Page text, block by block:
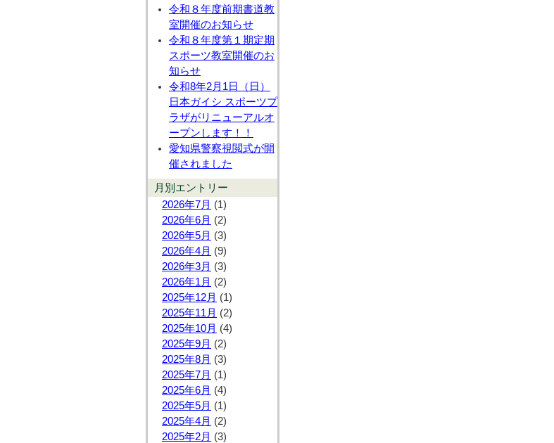
令和８年度前期書道教
室開催のお知らせ
令和８年度第１期定期
スポーツ教室開催のお
知らせ
令和8年2月1日（日）
日本ガイシ スポーツプ
ラザがリニューアルオ
ープンします！！
愛知県警察視閲式が開
催されました
月別エントリー
2026年7月 (1)
2026年6月 (2)
2026年5月 (3)
2026年4月 (9)
2026年3月 (3)
2026年1月 (2)
2025年12月 (1)
2025年11月 (2)
2025年10月 (4)
2025年9月 (2)
2025年8月 (3)
2025年7月 (1)
2025年6月 (4)
2025年5月 (1)
2025年4月 (2)
2025年2月 (3)